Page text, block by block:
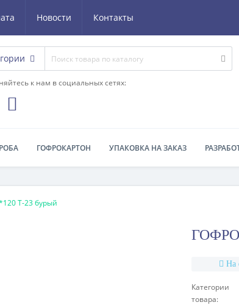
Новости Контакты
к нам в социальных сетях:
ГОФРОКАРТОН УПАКОВКА НА ЗАКАЗ
Т-23 бурый
На
Категории
товара: